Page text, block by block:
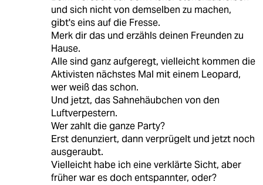
und sich nicht von demselben zu machen,
gibt's eins auf die Fresse.
Merk dir das und erzähls deinen Freunden zu
Hause.
Alle sind ganz aufgeregt, vielleicht kommen die
Aktivisten nächstes Mal mit einem Leopard,
wer weiß das schon.
Und jetzt, das Sahnehäubchen von den
Luftverpestern.
Wer zahlt die ganze Party?
Erst denunziert, dann verprügelt und jetzt noch
ausgeraubt.
Vielleicht habe ich eine verklärte Sicht, aber
früher war es doch entspannter, oder?